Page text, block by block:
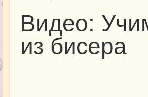
Видео:
из бисера